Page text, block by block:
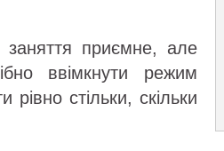
заняття приємне, але
ввімкнути режим
рівно стільки, скільки